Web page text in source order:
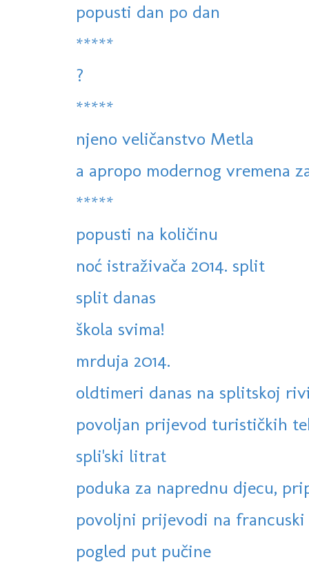
popusti dan po dan
*****
?
*****
njeno veličanstvo Metla
a apropo modernog vremena
*****
popusti na količinu
noć istraživača 2014. split
split danas
škola svima!
mrduja 2014.
oldtimeri danas na splitskoj
povoljan prijevod turističkih
spli'ski litrat
poduka za naprednu djecu,
povoljni prijevodi na
pogled put pučine